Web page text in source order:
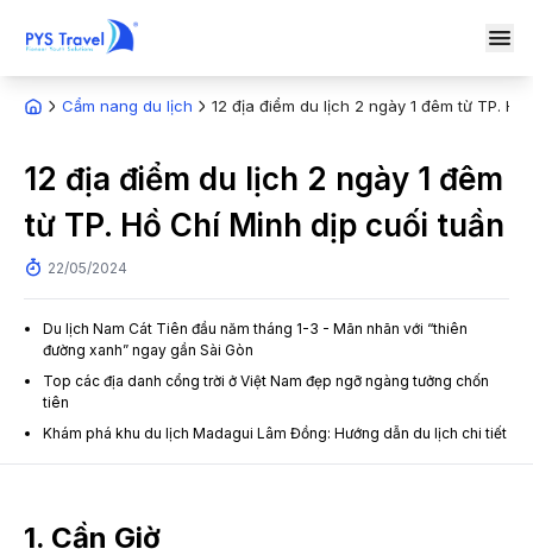
Cẩm nang du lịch 12 địa điểm du lịch 2 ngày 1 đêm từ TP.
12 địa điểm du lịch 2 ngày 1 đêm
từ TP. Hồ Chí Minh dịp cuối tuần
22/05/2024
Du lịch Nam Cát Tiên đầu năm tháng 1-3 - Mãn nhãn với “thiên
đường xanh” ngay gần Sài Gòn
Top các địa danh cổng trời ở Việt Nam đẹp ngỡ ngàng tưởng chốn
tiên
Khám phá khu du lịch Madagui Lâm Đồng: Hướng dẫn du lịch chi tiết
1. Cần Giờ